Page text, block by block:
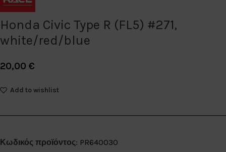
Honda Civic Type R (FL5) #271,
white/red/blue
20,00 €
Add to wishlist
Κωδικός προϊόντος: PR640030